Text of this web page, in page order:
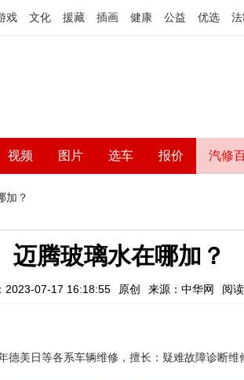
戏 文化 援藏 插画 健康 公益 优选 法
视频 图片 选车 报价 汽修
加？
迈腾玻璃水在哪加？
2023-07-17 16:18:55 原创 来源：中华网 阅